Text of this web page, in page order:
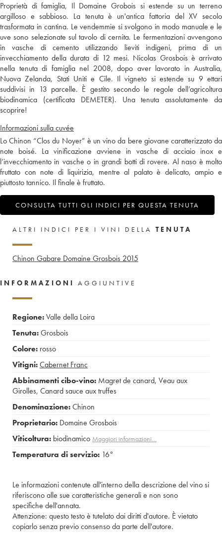
Proprietà di famiglia, Il Domaine Grobois si estende su un terreno
argilloso e sabbioso. La tenuta è un'antica fattoria del XV secolo
trasformata in cantina. Le vendemmie si svolgono in modo manuale e le
uve sono selezionate sul tavolo di cernita. Le fermentazioni avvengono
in vasche di cemento utilizzando lieviti indigeni, prima di un
invecchiamento della durata di 12 mesi. Nicolas Grosbois è arrivato
nella tenuta di famiglia nel 2008, dopo aver lavorato in Australia,
Nuova Zelanda, Stati Uniti e Cile. Il vigneto si estende su 9 ettari
suddivisi in 13 parcelle. È gestito secondo le regole dell’agricoltura
biodinamica (certificata DEMETER). Una tenuta assolutamente da
scoprire!
Informazioni sulla cuvée
Lo Chinon “Clos du Noyer” è un vino da bere giovane caratterizzato da
note boisé. La vinificazione avviene in vasche di acciaio inox e
l’invecchiamento in vasche o in grandi botti di rovere. Al naso è molto
fruttato con note di liquirizia, mentre al palato è delicato, ampio e
piuttosto tannico. Il finale è fruttato.
CONSULTA TUTTI GLI INDICI PER QUESTA TENUTA
ALTRI INDICI PER I VINI DELLA TENUTA
Chinon Gabare Domaine Grosbois 2015
INFORMAZIONI AGGIUNTIVE
Regione:Valle della Loira
Tenuta:Grosbois
Colore: rosso
Vitigni:Cabernet Franc
Abbinamenti cibo-vino: Magret de canard, Veau aux
Girolles, Canard sauce aux truffes
Denominazione:Chinon
Proprietario: Domaine Grosbois
Viticoltura: biodinamico Maggiori informazioni…
Temperatura di servizio: 16°
Le informazioni contenute all'interno della descrizione del vino si
riferiscono alle sue caratteristiche generali e non sono
specifiche dell'annata.
Attenzione: questo testo è tutelato dai diritti d'autore. È vietato
copiarlo senza previo consenso da parte dell'autore.